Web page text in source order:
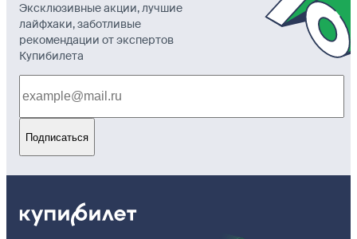
Эксклюзивные акции, лучшие
лайфхаки, заботливые
рекомендации от экспертов
Купибилета
Подписаться